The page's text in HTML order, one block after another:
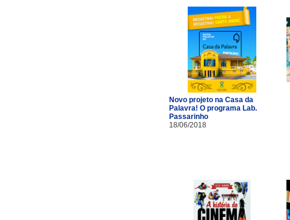
Novo projeto na Casa da
Palavra! O programa Lab.
Passarinho
18/06/2018